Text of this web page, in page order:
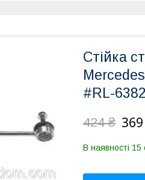
Стійка
#RL-
424 ₴
В наявності 15